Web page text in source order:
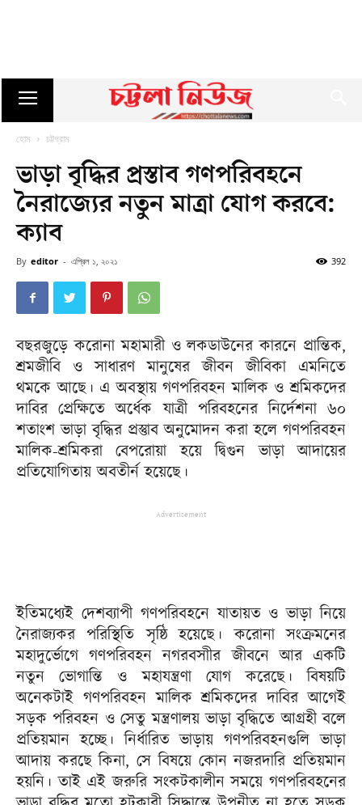
হোম চট্টগ্রাম
ভাড়া বৃদ্ধির প্রস্তাব গণপরিবহনে
নৈরাজ্যের নতুন মাত্রা যোগ করবে:
ক্যাব
By editor - এপ্রিল ১, ২০২১ 392
বছরজুড়ে করোনা মহামারী ও লকডাউনের কারনে প্রান্তিক,
শ্রমজীবি ও সাধারণ মানুষের জীবন জীবিকা এমনিতে
থমকে আছে। এ অবস্থায় গণপরিবহন মালিক ও শ্রমিকদের
দাবির প্রেক্ষিতে অর্ধেক যাত্রী পরিবহনের নির্দেশনা ৬০
শতাংশ ভাড়া বৃদ্ধির প্রস্তুাব অনুমোদন করা হলে গণপরিবহন
মালিক-শ্রমিকরা বেপরোয়া হয়ে দ্বিগুন ভাড়া আদায়ের
প্রতিযোগিতায় অবতীর্ন হয়েছে।
Advertisement
ইতিমধ্যেই দেশব্যাপী গণপরিবহনে যাতায়ত ও ভাড়া নিয়ে
নৈরাজ্যকর পরিস্থিতি সৃষ্ঠি হয়েছে। করোনা সংক্রমনের
মহাদুর্ভোগে গণপরিবহন নগরবসাীর জীবনে আর একটি
নতুন ভোগান্তি ও মহাযন্ত্রণা যোগ করেছে। বিষয়টি
অনেকটাই গণপরিবহন মালিক শ্রমিকদের দাবির আগেই
সড়ক পরিবহন ও সেতু মন্ত্রণালয় ভাড়া বৃদ্ধিতে আগ্রহী বলে
প্রতিয়মান হচ্ছে। নির্ধারিত ভাড়ায় গণপরিবহনগুলি ভাড়া
আদায় করছে কিনা, সে বিষয়ে কোন নজরদারি প্রতিয়মান
হয়নি। তাই এই জরুরি সংকটকালীন সময়ে গণপরিবহনের